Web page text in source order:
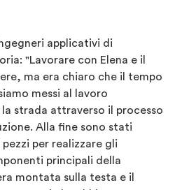
applicativi di
"Lavorare con Elena e il
ma era chiaro che il tempo
messi al lavoro
strada attraverso il processo
Alla fine sono stati
per realizzare gli
principali della
montata sulla testa e il